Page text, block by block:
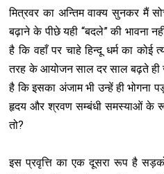
मित्रवर का अन्तिम वाक्य सुनकर मैं
बढ़ाने के पीछे यही “बदले” की भावना
है कि वहाँ पर चाहे हिन्दू धर्म का कोई
तरह के आयोजन साल दर साल बढ़ते ही
है कि इसका अंजाम भी उन्हें ही भोगना
हृदय और श्रवण सम्बंधी समस्याओं के
तो?
इस प्रवृत्ति का एक दूसरा रूप है